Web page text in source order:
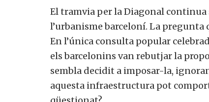
El tramvia per la Diagonal
l’urbanisme barceloní. La pregunta
En l’única consulta popular
els barcelonins van rebutjar la
sembla decidit a imposar-la,
aquesta infraestructura pot